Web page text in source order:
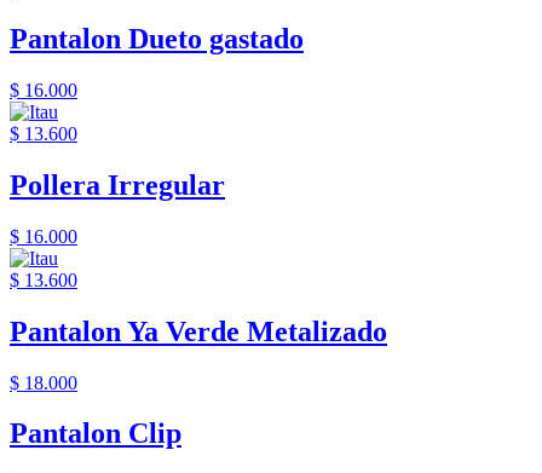
Pantalon Dueto gastado
$ 16.000
$ 13.600
Pollera Irregular
$ 16.000
$ 13.600
Pantalon Ya Verde Metalizado
$ 18.000
Pantalon Clip